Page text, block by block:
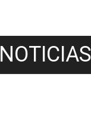
NOTICIAS